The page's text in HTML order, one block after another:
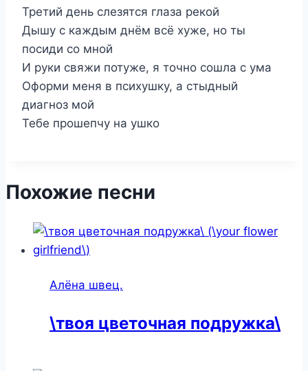
Третий день слезятся глаза рекой
Дышу с каждым днём всё хуже, но ты
посиди со мной
И руки свяжи потуже, я точно сошла с ума
Оформи меня в психушку, а стыдный
диагноз мой
Тебе прошепчу на ушко
Похожие песни
Алёна швец.
\твоя цветочная подружка\